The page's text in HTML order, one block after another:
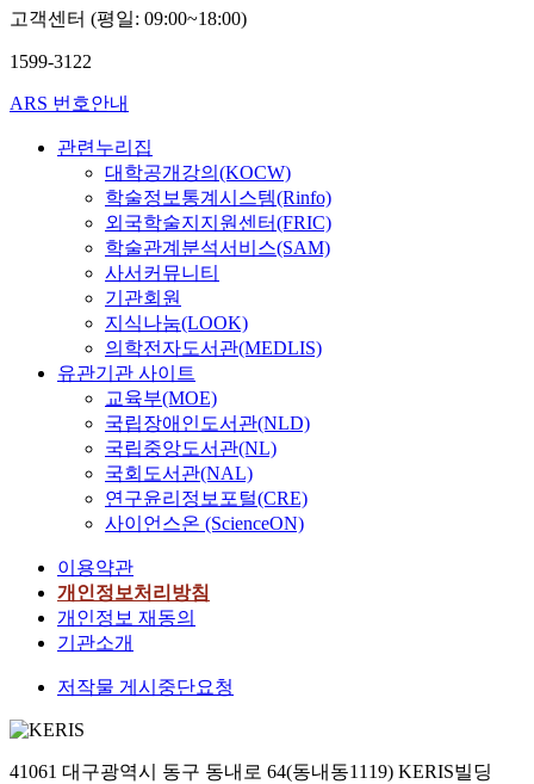
고객센터 (평일: 09:00~18:00)
1599-3122
ARS 번호안내
관련누리집
대학공개강의(KOCW)
학술정보통계시스템(Rinfo)
외국학술지지원센터(FRIC)
학술관계분석서비스(SAM)
사서커뮤니티
기관회원
지식나눔(LOOK)
의학전자도서관(MEDLIS)
유관기관 사이트
교육부(MOE)
국립장애인도서관(NLD)
국립중앙도서관(NL)
국회도서관(NAL)
연구윤리정보포털(CRE)
사이언스온 (ScienceON)
이용약관
개인정보처리방침
개인정보 재동의
기관소개
저작물 게시중단요청
41061 대구광역시 동구 동내로 64(동내동1119) KERIS빌딩